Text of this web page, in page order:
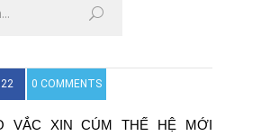
0 COMMENTS
VẮC XIN CÚM THẾ HỆ MỚI